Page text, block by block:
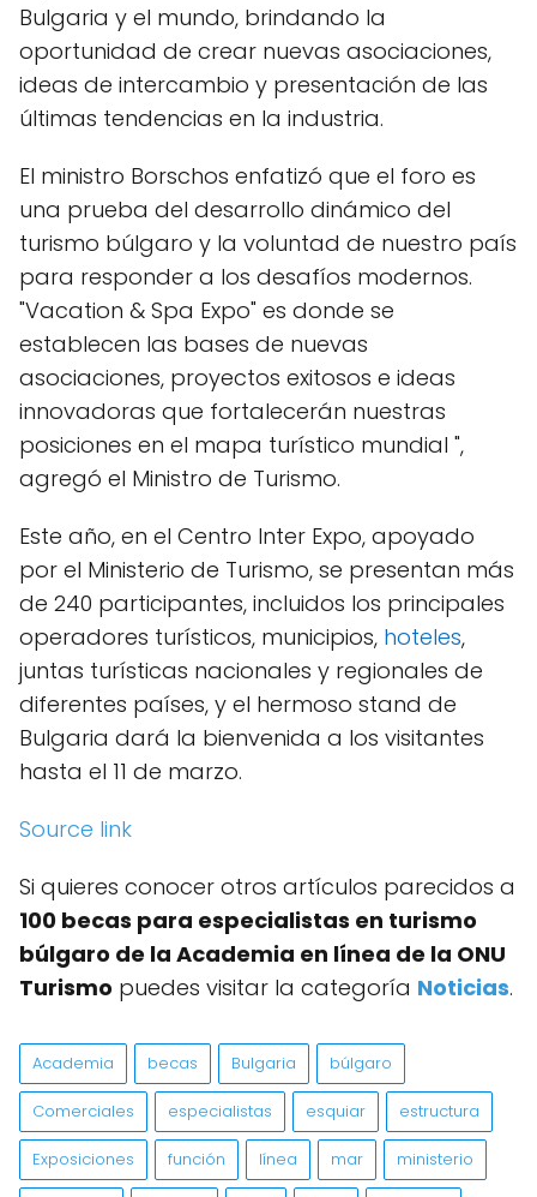
Bulgaria y el mundo, brindando la
oportunidad de crear nuevas asociaciones,
ideas de intercambio y presentación de las
últimas tendencias en la industria.
El ministro Borschos enfatizó que el foro es
una prueba del desarrollo dinámico del
turismo búlgaro y la voluntad de nuestro país
para responder a los desafíos modernos.
"Vacation & Spa Expo" es donde se
establecen las bases de nuevas
asociaciones, proyectos exitosos e ideas
innovadoras que fortalecerán nuestras
posiciones en el mapa turístico mundial ",
agregó el Ministro de Turismo.
Este año, en el Centro Inter Expo, apoyado
por el Ministerio de Turismo, se presentan más
de 240 participantes, incluidos los principales
operadores turísticos, municipios, hoteles,
juntas turísticas nacionales y regionales de
diferentes países, y el hermoso stand de
Bulgaria dará la bienvenida a los visitantes
hasta el 11 de marzo.
Source link
Si quieres conocer otros artículos parecidos a
100 becas para especialistas en turismo
búlgaro de la Academia en línea de la ONU
Turismo puedes visitar la categoría Noticias.
Academia becas Bulgaria búlgaro
Comerciales especialistas esquiar estructura
Exposiciones función línea mar ministerio